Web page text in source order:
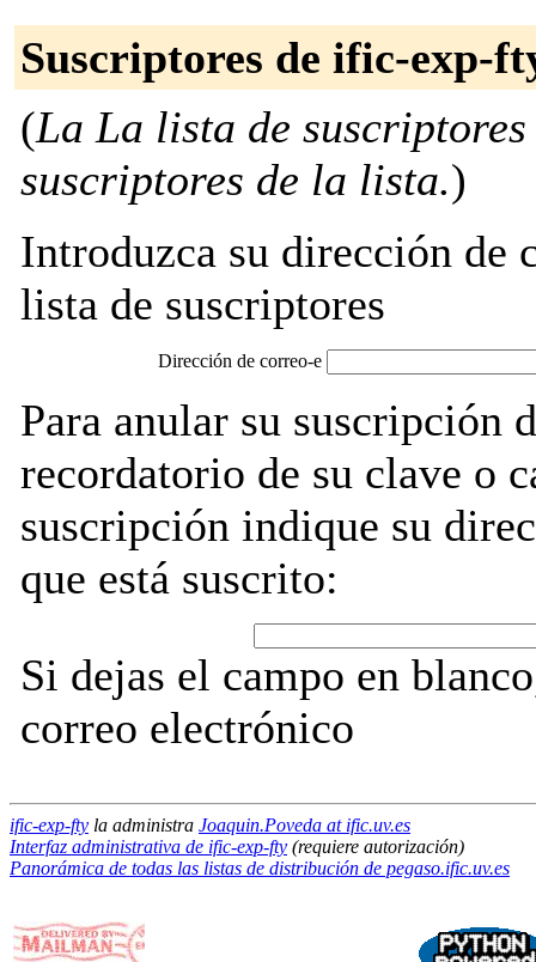
Suscriptores de ific-exp-
(La La lista de
suscriptores de la lista.)
Introduzca su dirección de
lista de suscriptores
Dirección de correo-e
Para anular su suscripción
recordatorio de su clave o
suscripción indique su
que está suscrito:
Si dejas el campo en
correo electrónico
ific-exp-fty la administra Joaquin.Poveda at ific.uv.es
Interfaz administrativa de ific-exp-fty (requiere autorización)
Panorámica de todas las listas de distribución de pegaso.ific.uv.es